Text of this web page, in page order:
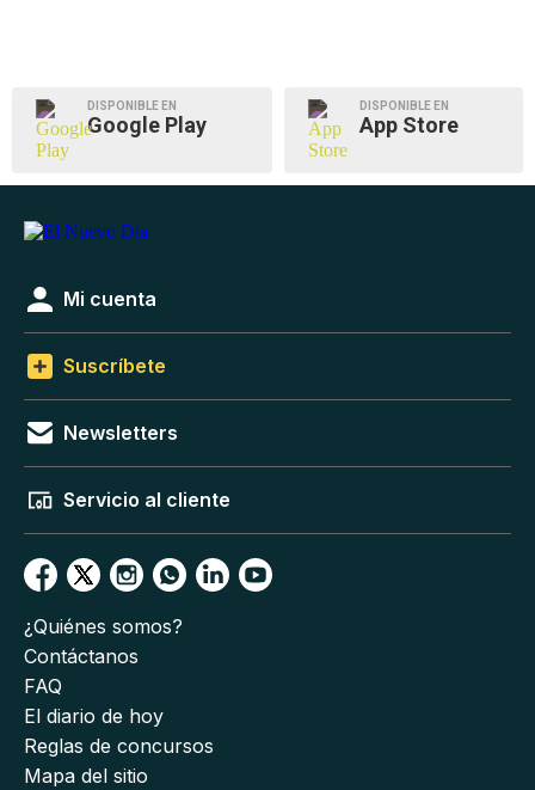
DISPONIBLE EN
Google Play
DISPONIBLE EN
App Store
Mi cuenta
Suscríbete
Newsletters
Servicio al cliente
¿Quiénes somos?
Contáctanos
FAQ
El diario de hoy
Reglas de concursos
Mapa del sitio